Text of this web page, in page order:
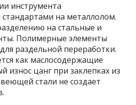
инструмента
на металлолом.
на стальные и
Полимерные элементы
раздельной переработки.
как маслосодержащие
износ цанг при заклепках из
стали не создает